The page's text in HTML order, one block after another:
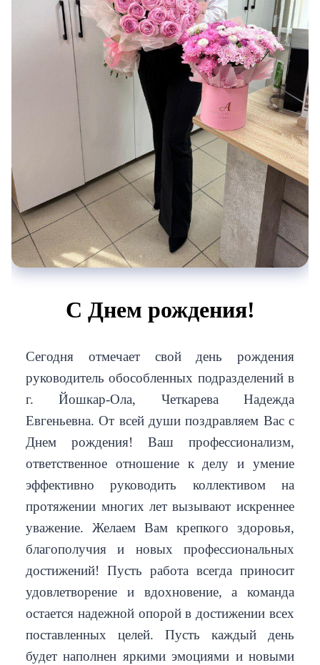
С Днем рождения!
Сегодня отмечает свой день рождения
руководитель обособленных подразделений в
г. Йошкар-Ола, Четкарева Надежда
Евгеньевна. От всей души поздравляем Вас с
Днем рождения! Ваш профессионализм,
ответственное отношение к делу и умение
эффективно руководить коллективом на
протяжении многих лет вызывают искреннее
уважение. Желаем Вам крепкого здоровья,
благополучия и новых профессиональных
достижений! Пусть работа всегда приносит
удовлетворение и вдохновение, а команда
остается надежной опорой в достижении всех
поставленных целей. Пусть каждый день
будет наполнен яркими эмоциями и новыми